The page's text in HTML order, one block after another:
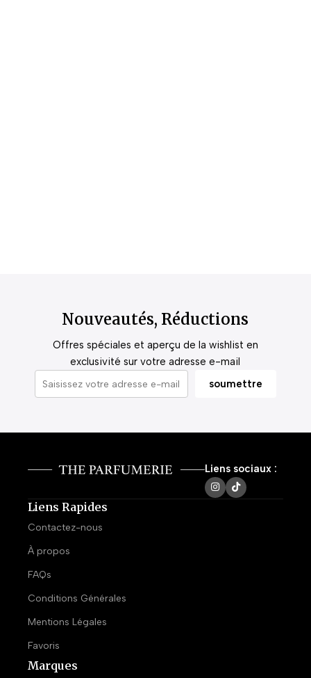
Nouveautés, Réductions
Offres spéciales et aperçu de la wishlist en
exclusivité sur votre adresse e-mail
Liens sociaux :
Liens Rapides
Contactez-nous
À propos
FAQs
Conditions Générales
Mentions Légales
Favoris
Marques